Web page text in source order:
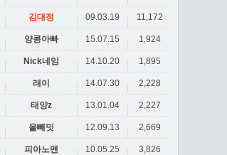
김대정 09.03.19 11,172
양콩아빠 15.07.15 1,924
Nick네임 14.10.20 1,895
래이 14.07.30 2,228
태양z 13.01.04 2,227
올빼밋 12.09.13 2,669
피아노맨 10.05.25 3,826